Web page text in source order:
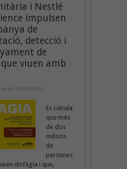
i Nestlé
impulsen
de
detecció i
de
viuen amb
un comentari
Es calcula
que més
de dos
milions
de
persones
disfàgia i que,